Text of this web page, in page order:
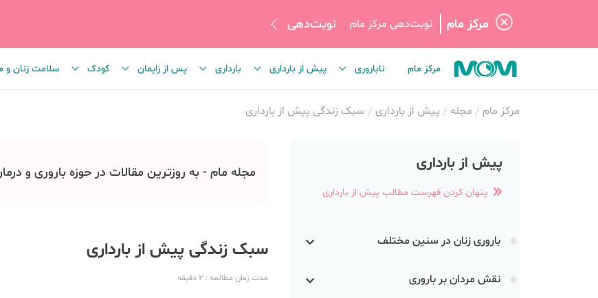
مرکز مام نوبت‌دهی مرکز مام نوبت‌دهی
مرکز مام ناباروری پیش از بارداری بارداری پس از زایمان کودک سلامت زنان و
مرکز مام مجله پیش از بارداری سبک زندگی پیش از بارداری
پیش از بارداری
پنهان کردن فهرست مطالب پیش از بارداری
باروری زنان در سنین مختلف
نقش مردان بر باروری
مجله مام - به روزترین مقالات در حوزه باروری و
سبک زندگی پیش از بارداری
مدت زمان مطالعه: 2 دقیقه